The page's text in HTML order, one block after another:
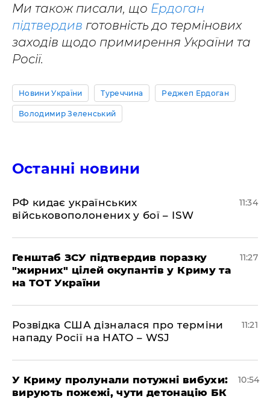
Ми також писали, що Ердоган
підтвердив готовність до термінових
заходів щодо примирення України та
Росії.
Новини України Туреччина Реджеп Ердоган
Володимир Зеленський
Останні новини
РФ кидає українських
військовополонених у бої – ISW
11:34
Генштаб ЗСУ підтвердив поразку
"жирних" цілей окупантів у Криму та
на ТОТ України
11:27
Розвідка США дізналася про терміни
нападу Росії на НАТО – WSJ
11:21
У Криму пролунали потужні вибухи:
вирують пожежі, чути детонацію БК
10:54